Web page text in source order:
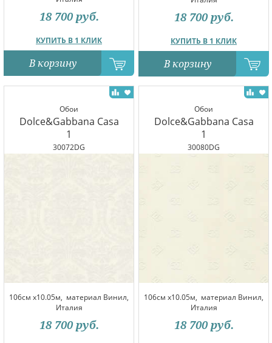
КУПИТЬ В 1 КЛИК
18 700 руб.
В корзину
КУПИТЬ В 1 КЛИК
18 700 руб.
В корзину
Обои
Dolce&Gabbana Casa
1
30072DG
106см x10.05м, материал Винил,
Италия
18 700 руб.
Обои
Dolce&Gabbana Casa
1
30080DG
106см x10.05м, материал Винил,
Италия
18 700 руб.